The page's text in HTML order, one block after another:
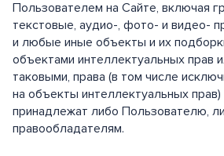
Пользователем на Сайте, включая
текстовые, аудио-, фото- и видео-
и любые иные объекты и их
объектами интеллектуальных прав
таковыми, права (в том числе
на объекты интеллектуальных
принадлежат либо Пользователю,
правообладателям.